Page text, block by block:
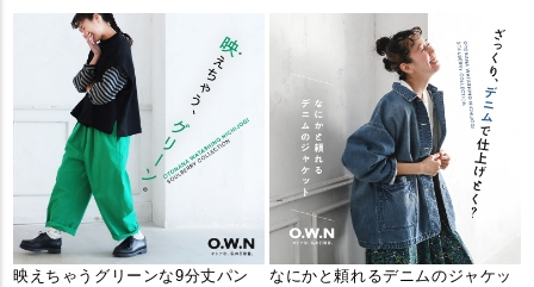
映えちゃうグリーンな9分丈パン
なにかと頼れるデニムのジャケッ